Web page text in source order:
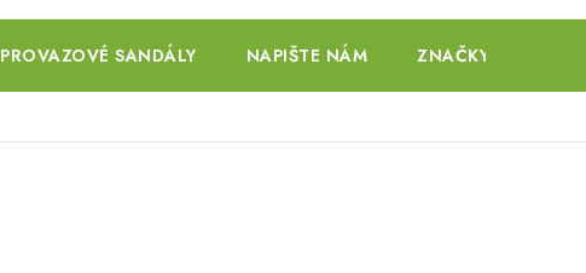
KOŠÍK
PROVAZOVÉ SANDÁLY NAPIŠTE NÁM ZNAČKY